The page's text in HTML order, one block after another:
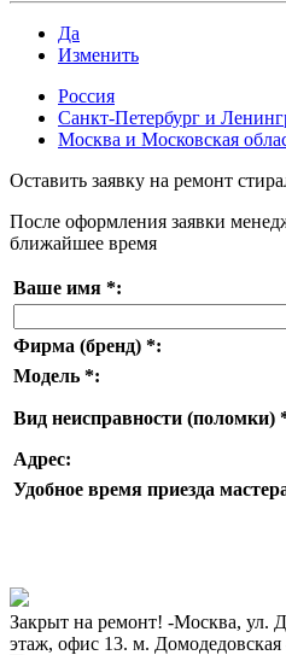
Да
Изменить
Россия
Санкт-Петербург и
Москва и Московская
Оставить заявку на ремонт
После оформления заявки
ближайшее время
Ваше имя *:
Фирма (бренд) *:
Модель *:
Вид неисправности (поломки)
Адрес:
Удобное время приезда
Закрыт на ремонт! -Москва, ул.
этаж, офис 13. м.